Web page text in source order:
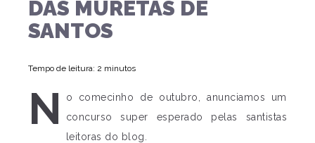
DAS MURETAS DE
SANTOS
Tempo de leitura: 2 minutos
N
o comecinho de outubro, anunciamos um
concurso super esperado pelas santistas
leitoras do blog.